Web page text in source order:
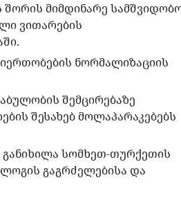
შორის მიმდინარე
ვითარების
ნორმალიზაციის
შემცირებაზე
შესახებ მოლაპარაკებებს
სომხეთ-თურქეთის
გაგრძელებისა და